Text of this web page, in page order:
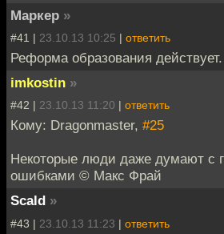
Маркер »
#41 | 23.10.13 10:25 | ответить
Реформа образования действует.
imkostin »
#42 | 23.10.13 11:20 | ответить
Кому: Dragonmaster, #25
Некоторые люди даже думают с
ошибками © Макс Фрай
Scald »
#43 | 23.10.13 11:23 | ответить